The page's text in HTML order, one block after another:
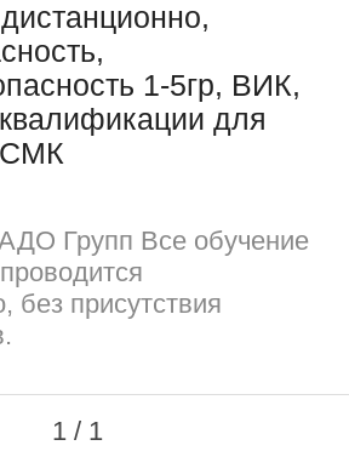
1-5гр, ВИК,
для
Групп Все обучение
без присутствия
1 / 1